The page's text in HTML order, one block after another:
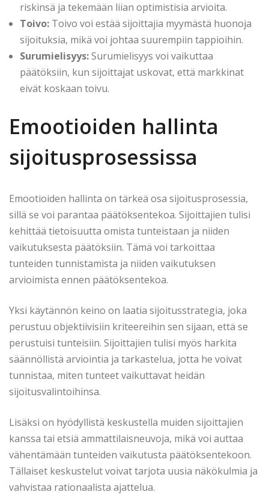
riskinsä ja tekemään liian optimistisia arvioita.
Toivo: Toivo voi estää sijoittajia myymästä huonoja
sijoituksia, mikä voi johtaa suurempiin tappioihin.
Surumielisyys:Surumielisyys voi vaikuttaa
päätöksiin, kun sijoittajat uskovat, että markkinat
eivät koskaan toivu.
Emootioiden hallinta
sijoitusprosessissa
Emootioiden hallinta on tärkeä osa sijoitusprosessia,
sillä se voi parantaa päätöksentekoa. Sijoittajien tulisi
kehittää tietoisuutta omista tunteistaan ja niiden
vaikutuksesta päätöksiin. Tämä voi tarkoittaa
tunteiden tunnistamista ja niiden vaikutuksen
arvioimista ennen päätöksentekoa.
Yksi käytännön keino on laatia sijoitusstrategia, joka
perustuu objektiivisiin kriteereihin sen sijaan, että se
perustuisi tunteisiin. Sijoittajien tulisi myös harkita
säännöllistä arviointia ja tarkastelua, jotta he voivat
tunnistaa, miten tunteet vaikuttavat heidän
sijoitusvalintoihinsa.
Lisäksi on hyödyllistä keskustella muiden sijoittajien
kanssa tai etsiä ammattilaisneuvoja, mikä voi auttaa
vähentämään tunteiden vaikutusta päätöksentekoon.
Tällaiset keskustelut voivat tarjota uusia näkökulmia ja
vahvistaa rationaalista ajattelua.